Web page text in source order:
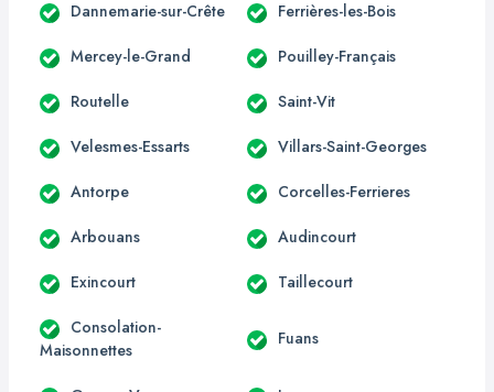
Dannemarie-sur-Crête Ferrières-les-Bois
Mercey-le-Grand Pouilley-Français
Routelle Saint-Vit
Velesmes-Essarts Villars-Saint-Georges
Antorpe Corcelles-Ferrieres
Arbouans Audincourt
Exincourt Taillecourt
Consolation-
Maisonnettes
Fuans